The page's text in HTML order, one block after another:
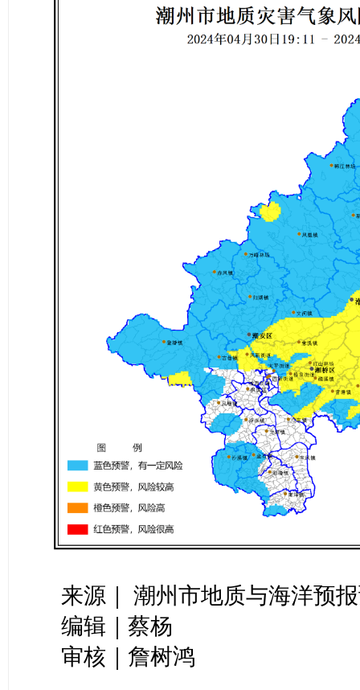
来源｜ 潮州市地质与海洋预
编辑｜蔡杨
审核｜詹树鸿